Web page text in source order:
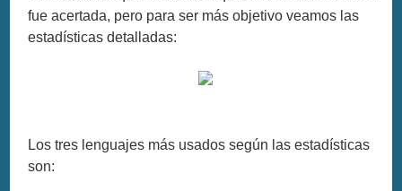
fue acertada, pero para ser más objetivo veamos las
estadísticas detalladas:
Los tres lenguajes más usados según las estadísticas
son: